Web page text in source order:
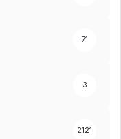
71
3
2121